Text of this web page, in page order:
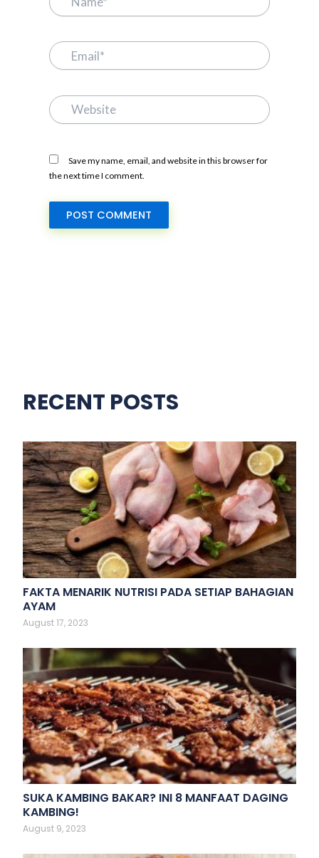
Email*
Website
Save my name, email, and website in this browser for
the next time I comment.
RECENT POSTS
FAKTA MENARIK NUTRISI PADA SETIAP BAHAGIAN
AYAM
August 17, 2023
SUKA KAMBING BAKAR? INI 8 MANFAAT DAGING
KAMBING!
August 9, 2023